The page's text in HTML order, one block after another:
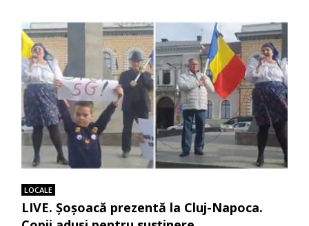
LOCALE
LIVE. Șoșoacă prezentă la Cluj-Napoca.